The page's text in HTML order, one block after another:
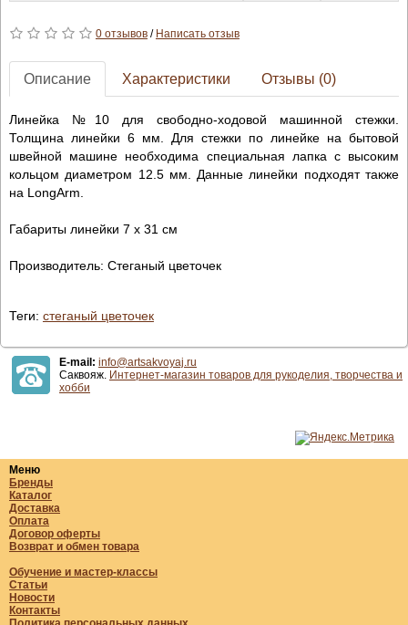
0 отзывов/ Написать отзыв
Описание Характеристики Отзывы (0)
Линейка №10 для свободно-ходовой машинной стежки.
Толщина линейки 6 мм. Для стежки по линейке на бытовой
швейной машине необходима специальная лапка с высоким
кольцом диаметром 12.5 мм. Данные линейки подходят также
на LongArm.
Габариты линейки 7 х 31 см
Производитель: Стеганый цветочек
Теги: стеганый цветочек
E-mail: info@artsakvoyaj.ru
Саквояж. Интернет-магазин товаров для рукоделия, творчества и
хобби
Меню
Бренды
Каталог
Доставка
Оплата
Договор оферты
Возврат и обмен товара
Обучение и мастер-классы
Статьи
Новости
Контакты